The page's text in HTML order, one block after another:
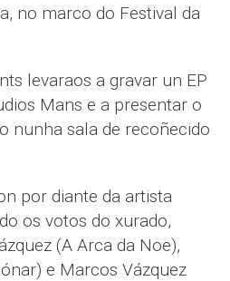
no marco do Festival da
levaraos a gravar un EP
Mans e a presentar o
nunha sala de recoñecido
por diante da artista
os votos do xurado,
(A Arca da Noe),
e Marcos Vázquez